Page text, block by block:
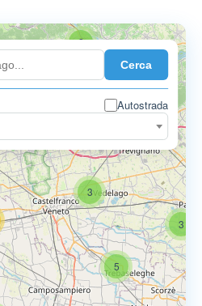
Cerca
Autostrada
3
3
2
5